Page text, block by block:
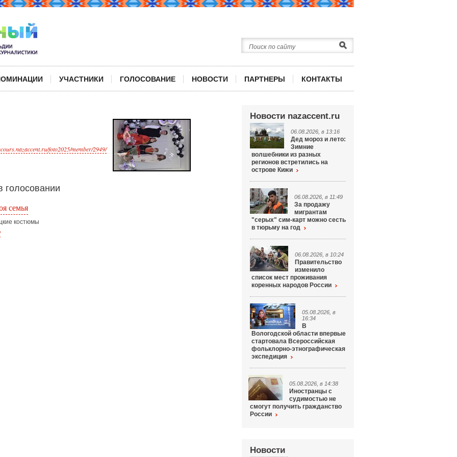
УЧАСТНИКИ ГОЛОСОВАНИЕ НОВОСТИ ПАРТНЕРЫ КОНТАКТЫ
foto2025/member/2949/
семья
костюмы
Новости nazaccent.ru
06.08.2026, в 13:16
Дед мороз и лето:
Зимние
волшебники из разных
регионов встретились на
острове Кижи
06.08.2026, в 11:49
За продажу
мигрантам
"серых" сим-карт можно сесть
в тюрьму на год
06.08.2026, в 10:24
Правительство
изменило
список мест проживания
коренных народов России
05.08.2026, в
16:34
В
Вологодской области впервые
стартовала Всероссийская
фольклорно-этнографическая
экспедиция
05.08.2026, в 14:38
Иностранцы с
судимостью не
смогут получить гражданство
России
Новости